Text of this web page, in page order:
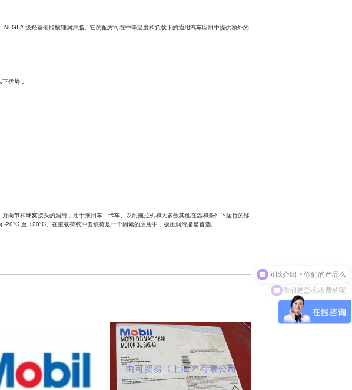
NLGI 2 级羟基硬脂酸锂润滑脂。它的配方可在中等温度和负载下的通用汽车应用中提供额外的
优势：
向节和球窝接头的润滑，用于乘用车、卡车、农用拖拉机和大多数其他在温和条件下运行的移
-20ºC 至 120ºC。在重载荷或冲击载荷是一个因素的应用中，极压润滑脂是首选。